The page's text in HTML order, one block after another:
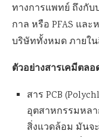
ทางการแพทย์ ถึงกับ
กาล หรือ PFAS แล
บริษัททั้งหมด ภายใน
ตัวอย่างสารเคมีตล
สาร PCB
อุตสาหกรรมหล
สิ่งแวดล้อม มันจ